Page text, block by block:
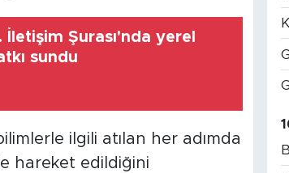
Şurası'nda yerel
sundu
ilgili atılan her adımda
hareket edildiğini